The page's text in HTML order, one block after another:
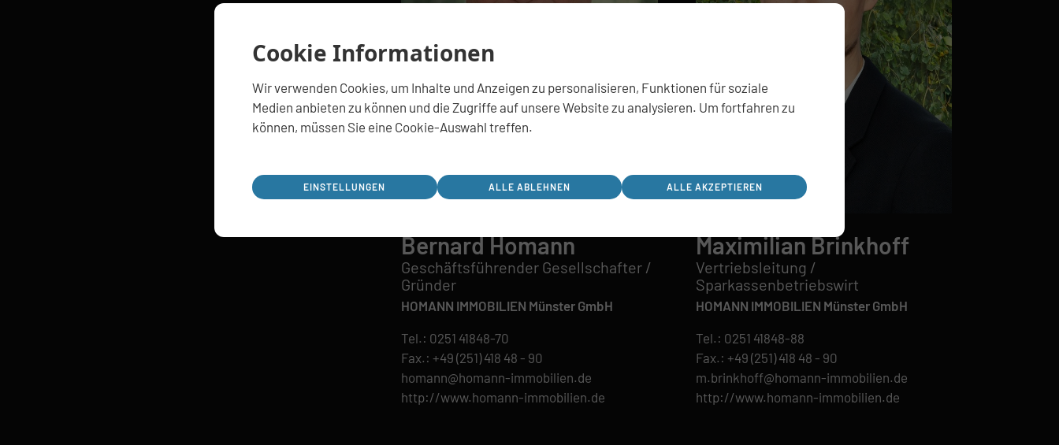
Bernard Homann
Geschäftsführender Gesellschafter /
Gründer
HOMANN IMMOBILIEN Münster GmbH
Tel.: 0251 41848-70
Fax.: +49 (251) 418 48 - 90
homann@homann-immobilien.de
http://www.homann-immobilien.de
Maximilian Brinkhoff
Vertriebsleitung /
Sparkassenbetriebswirt
HOMANN IMMOBILIEN Münster GmbH
Tel.: 0251 41848-88
Fax.: +49 (251) 418 48 - 90
m.brinkhoff@homann-immobilien.de
http://www.homann-immobilien.de
Cookie Informationen
Wir verwenden Cookies, um Inhalte und Anzeigen zu personalisieren, Funktionen für soziale
Medien anbieten zu können und die Zugriffe auf unsere Website zu analysieren. Um fortfahren zu
können, müssen Sie eine Cookie-Auswahl treffen.
EINSTELLUNGEN ALLE ABLEHNEN ALLE AKZEPTIEREN